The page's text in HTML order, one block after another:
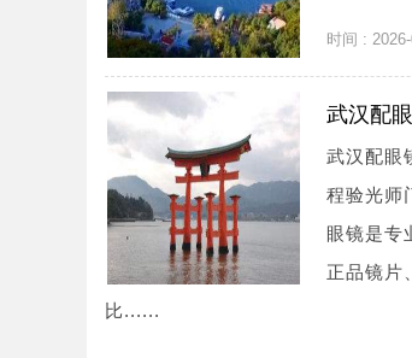
时间 :
武汉配
武汉配眼
程验光师
眼镜是专
正品镜片
比......